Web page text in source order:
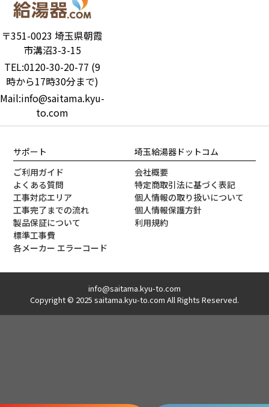
〒351-0023 埼玉県朝霞
市溝沼3-3-15
TEL:0120-30-20-77 (9
時から17時30分まで)
Mail:info@saitama.kyu-
to.com
サポート
ご利用ガイド
よくある質問
工事対応エリア
工事完了までの流れ
製品保証について
標準工事費
各メーカー エラーコード
埼玉給湯器ドットコム
会社概要
特定商取引法に基づく表記
個人情報の取り扱いについて
個人情報保護方針
利用規約
info@saitama.kyu-to.com
Copyright © 2025 saitama.kyu-to.com All Rights Reserved.